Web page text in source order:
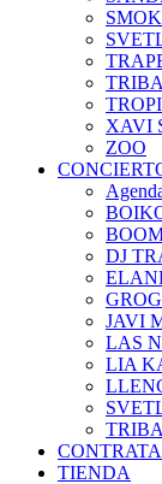
XAVI
ZOO
DJ
JAVI
LAS
LIA
TIENDA